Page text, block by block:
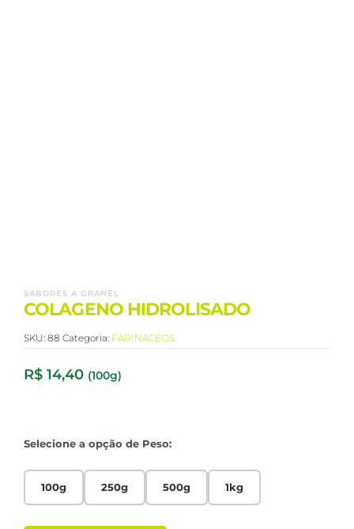
SABORES A GRANEL
COLAGENO HIDROLISADO
SKU: 88 Categoria: FARINACEOS
R$ 14,40 (100g)
Selecione a opção de Peso:
100g 250g 500g 1kg